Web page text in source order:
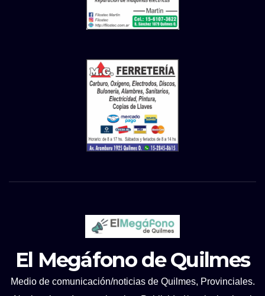
El Megáfono de Quilmes
Medio de comunicación/noticias de Quilmes, Provinciales.